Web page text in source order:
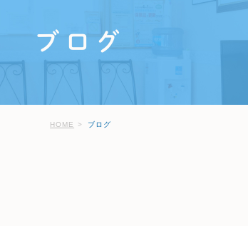
ブログ
HOME ブログ